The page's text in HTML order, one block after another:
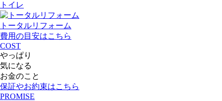
トイレ
トータルリフォーム
費用の目安はこちら
COST
やっぱり
気になる
お金のこと
保証やお約束はこちら
PROMISE